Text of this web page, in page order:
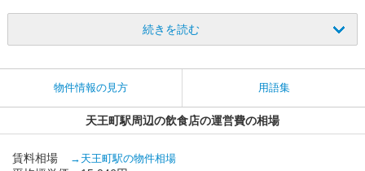
続きを読む
物件情報の見方 用語集
天王町駅周辺の飲食店の運営費の相場
賃料相場 →天王町駅の物件相場